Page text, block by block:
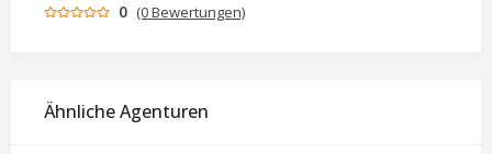
0 (0 Bewertungen)
Ähnliche Agenturen